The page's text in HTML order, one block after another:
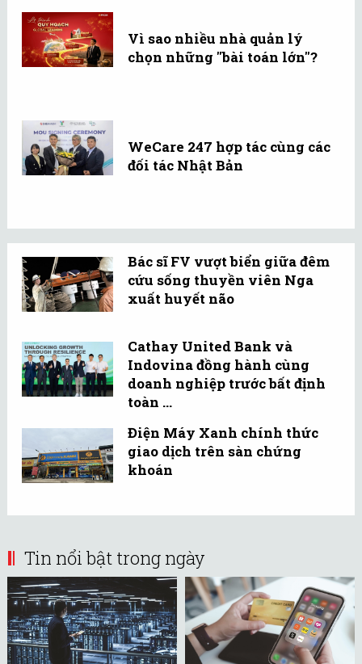
Vì sao nhiều nhà quản lý
chọn những "bài toán lớn"?
WeCare 247 hợp tác cùng các
đối tác Nhật Bản
Bác sĩ FV vượt biển giữa đêm
cứu sống thuyền viên Nga
xuất huyết não
Cathay United Bank và
Indovina đồng hành cùng
doanh nghiệp trước bất định
toàn ...
Điện Máy Xanh chính thức
giao dịch trên sàn chứng
khoán
Tin nổi bật trong ngày